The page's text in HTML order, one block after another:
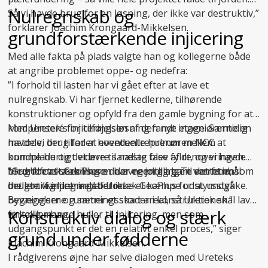
Så vi havde brug for en løsning, der ikke var destruktiv,”
forklarer Joachim Krongaard-Mikkelsen.
Nulregnskab og
grundforstærkende injicering
Med alle fakta på plads valgte han og kollegerne både
at angribe problemet oppe- og nedefra:
”I forhold til lasten har vi gået efter at lave et
nulregnskab. Vi har fjernet kedlerne, tilhørende
konstruktioner og opfyld fra den gamle bygning for at
kompensere for tilføjelsen af den nye etage. Samtidig
havde vi brug for at eventuelle hulrum mellem
bundplade og det øvre sandlag blev fyldt, og vi havde
brug for at stabilisere de øvre jordlag. Til det formål
brugte vi injicering af Uretek GeoPlus for at undgå
bevægelser og sætningsskader i konstruktionen.”
fortæller han.
Med Uretek’s injiceringsløsning fandt ingeniørerne en
metode, der tillader hovedentreprenøren NCC at
komme hurtigt videre til næste fase af renoveringen.
MedUretek GeoPluser der nemlig ingen ventetid, som
det er tilfældet med beton.
”Grundforstærkningen har egentlig bare været en
mellemregning – det er ikke et kæmpe udstyrsstykke.
Bygningerne rummer et stort areal, så Uretek skal lave
virkelig mange huller til injicering, men som
udgangspunkt er det en relativt enkel proces,” siger
Joachim Krongaard-Mikkelsen.
Konstruktiv dialog og stærk
grund under fødderne
I rådgiverens øjne har selve dialogen med Ureteks